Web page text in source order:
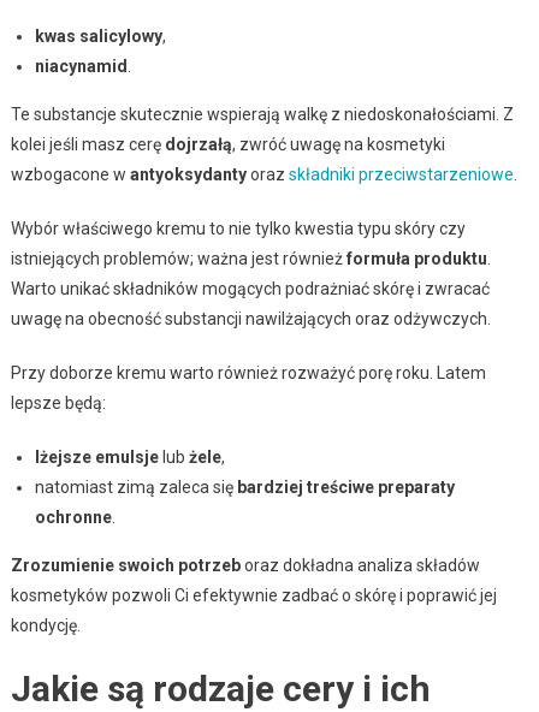
kwas salicylowy,
niacynamid
Te substancje skutecznie wspierają walkę z niedoskonałościami. Z
kolei jeśli masz cerę dojrzałą, zwróć uwagę na kosmetyki
wzbogacone w antyoksydantyoraz składniki przeciwstarzeniowe
Wybór właściwego kremu to nie tylko kwestia typu skóry czy
istniejących problemów; ważna jest równieżformuła produktu
Warto unikać składników mogących podrażniać skórę i zwracać
uwagę na obecność substancji nawilżających oraz odżywczych.
Przy doborze kremu warto również rozważyć porę roku. Latem
lepsze będą:
lżejsze emulsjelub żele,
natomiast zimą zaleca się bardziej treściwe preparaty
ochronne.
Zrozumienie swoich potrzeboraz dokładna analiza składów
kosmetyków pozwoli Ci efektywnie zadbać o skórę i poprawić jej
kondycję.
Jakie są rodzaje cery i ich